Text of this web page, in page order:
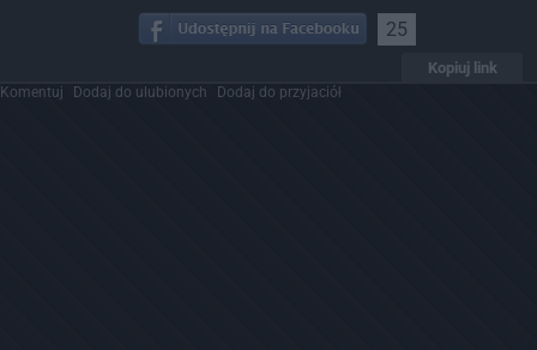
25
Kopiuj link
Komentuj Dodaj do ulubionych Dodaj do przyjaciół